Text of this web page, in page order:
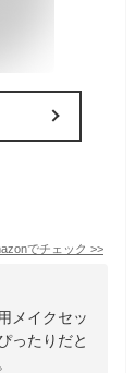
でチェック >>
メイクセッ
ったりだと